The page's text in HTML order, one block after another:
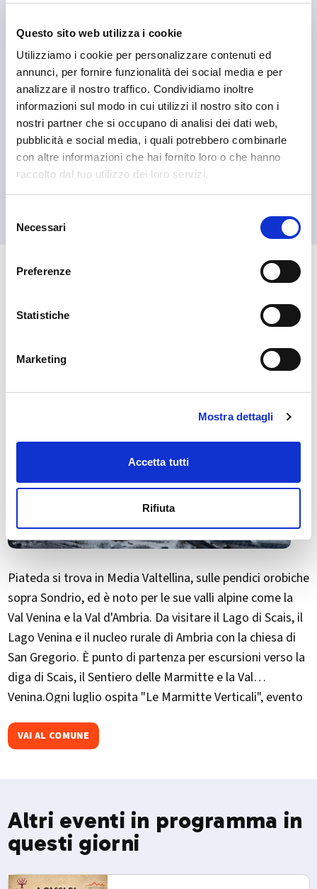
Questo sito web utilizza i cookie
Utilizziamo i cookie per personalizzare contenuti ed
annunci, per fornire funzionalità dei social media e per
analizzare il nostro traffico. Condividiamo inoltre
informazioni sul modo in cui utilizzi il nostro sito con i
nostri partner che si occupano di analisi dei dati web,
pubblicità e social media, i quali potrebbero combinarle
con altre informazioni che hai fornito loro o che hanno
raccolto dal tuo utilizzo dei loro servizi.
delNecessari
Preferenze
Statistiche
Marketing
Mostra dettagli
Accetta tutti
Rifiuta
La Torre Piateda
Piateda
Piateda si trova in Media Valtellina, sulle pendici orobiche
sopra Sondrio, ed è noto per le sue valli alpine come la
Val Venina e la Val d'Ambria. Da visitare il Lago di Scais, il
Lago Venina e il nucleo rurale di Ambria con la chiesa di
San Gregorio. È punto di partenza per escursioni verso la
diga di Scais, il Sentiero delle Marmitte e la Val
Venina.Ogni luglio ospita "Le Marmitte Verticali", evento
Serio
VAI AL COMUNE
Altri eventi in programma in
questi giorni